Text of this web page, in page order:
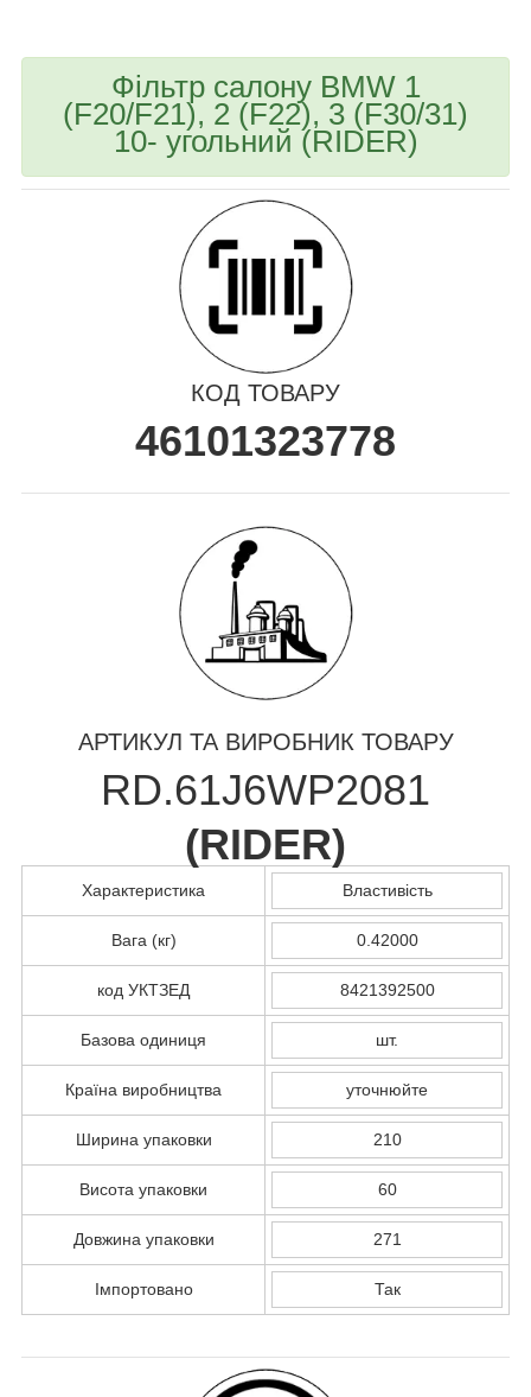
Фільтр салону BMW 1
(F20/F21), 2 (F22), 3 (F30/31)
10- угольний (RIDER)
КОД ТОВАРУ
46101323778
АРТИКУЛ ТА ВИРОБНИК ТОВАРУ
RD.61J6WP2081
(RIDER)
Характеристика Властивість
Вага (кг) 0.42000
код УКТЗЕД 8421392500
Базова одиниця шт.
Країна виробництва уточнюйте
Ширина упаковки 210
Висота упаковки 60
Довжина упаковки 271
Імпортовано Так